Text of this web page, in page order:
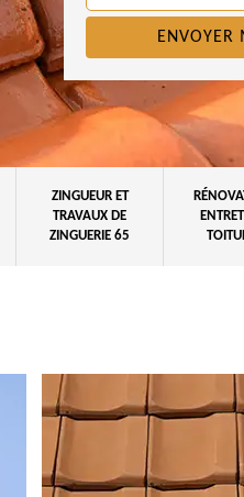
ZINGUEUR ET
TRAVAUX DE
ZINGUERIE 65